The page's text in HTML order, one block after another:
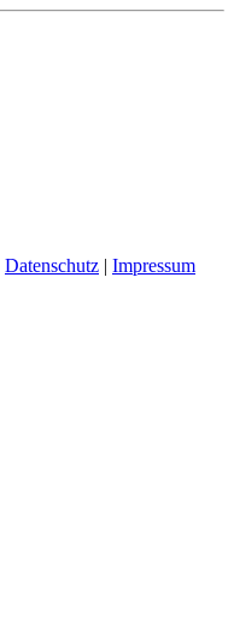
Datenschutz | Impressum